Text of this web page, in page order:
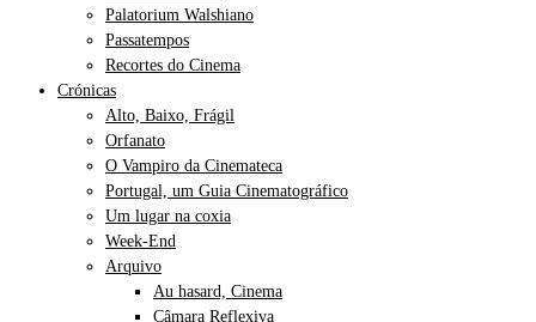
Palatorium Walshiano
Passatempos
Recortes do Cinema
Crónicas
Alto, Baixo, Frágil
Orfanato
O Vampiro da Cinemateca
Portugal, um Guia Cinematográfico
Um lugar na coxia
Week-End
Arquivo
Au hasard, Cinema
Câmara Reflexiva